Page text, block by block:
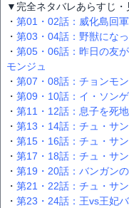
▼完全ネタバレあらすじ
・ 第01・02話：威化島回
・ 第03・04話：野獣にな
・ 第05・06話：昨日の友
モンジュ
・ 第07・08話：チョンモ
・ 第09・10話：イ・ソン
・ 第11・12話：息子を死
・ 第13・14話：チュ・サ
・ 第15・16話：チュ・サ
・ 第17・18話：チュ・サ
・ 第19・20話：バンガン
・ 第21・22話：チュ・サ
・ 第23・24話：王vs王妃